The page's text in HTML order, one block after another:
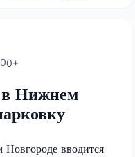
0+
в Нижнем
вводится